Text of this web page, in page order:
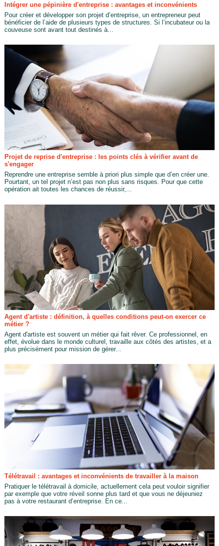
Intégrer une pépinière d'entreprise : avantages et inconvénients
Pour créer et développer son projet d’entreprise, un entrepreneur peut
bénéficier de l’aide de plusieurs types de structures. Si l’incubateur ou la
couveuse sont avant tout destinés à...
Projet de reprise d'entreprise : les points clés à vérifier avant de
s'engager
Reprendre une entreprise semble à priori plus simple que d’en créer une.
Pourtant, un tel projet n’est pas non plus sans risques. Pour que cette
opération ait toutes les chances de réussir,...
Agent d'artiste : définition, à quelles conditions peut-on exercer ce
métier ?
Agent d'artiste est souvent un métier qui fait rêver. Ce professionnel, en
effet, évolue dans le monde culturel, travaille aux côtés des artistes, et a
plus précisément pour mission de gérer...
Télétravail : avantages et inconvénients de travailler à la maison
Pratiquer le télétravail à domicile, actuellement cela peut vouloir signifier
par exemple que votre réveil sonne plus tard et que vous ne déjeuniez
pas à votre restaurant d’entreprise. En ce...